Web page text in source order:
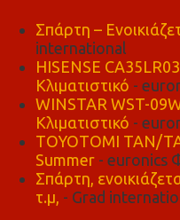
Σπάρτη –
international
HISENSE
Κλιματιστικό -
WINSTAR WST-
Κλιματιστικό -
TOYOTOMI TAN/
Summer -
Σπάρτη,
τ.μ, - Grad